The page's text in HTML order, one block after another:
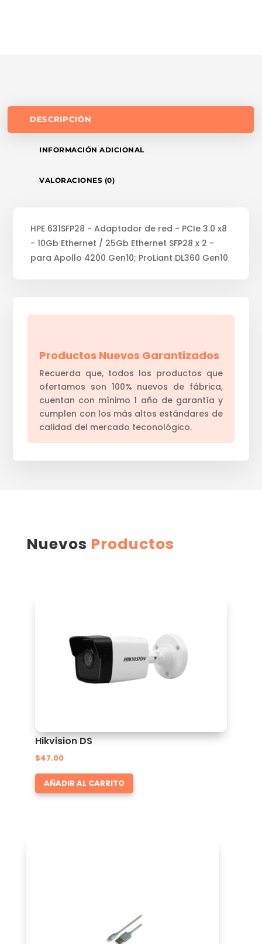
DESCRIPCIÓN
INFORMACIÓN ADICIONAL
VALORACIONES (0)
HPE 631SFP28 - Adaptador de red - PCIe 3.0 x8
- 10Gb Ethernet / 25Gb Ethernet SFP28 x 2 -
para Apollo 4200 Gen10; ProLiant DL360 Gen10
Productos Nuevos Garantizados
Recuerda que, todos los productos que
ofertamos son 100% nuevos de fábrica,
cuentan con mínimo 1 año de garantía y
cumplen con los más altos estándares de
calidad del mercado teconológico.
Nuevos Productos
Hikvision DS
$47.00
AÑADIR AL CARRITO